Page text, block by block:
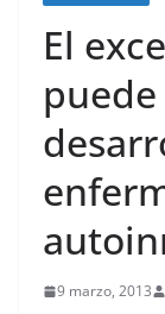
El
9 marzo, 2013